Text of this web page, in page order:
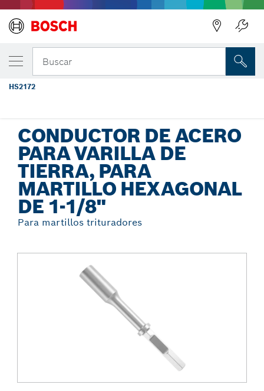
Buscar
CONDUCTOR DE ACERO
PARA VARILLA DE
TIERRA, PARA
MARTILLO HEXAGONAL
DE 1-1/8"
Para martillos trituradores
TU VARIANTE SELECCIONADA
Impulsor de varillas rectificadas
hexagonal de 15-1/2" 1-1/8"
HS2172